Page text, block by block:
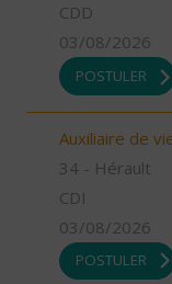
CDD
03/08/2026
POSTULER
Auxiliaire de
34 - Hérault
CDI
03/08/2026
POSTULER